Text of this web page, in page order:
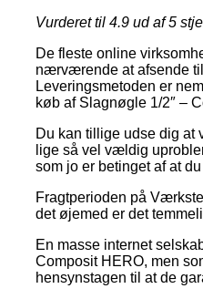
Vurderet til 4.9 ud af 5
De fleste online
nærværende at afsende
Leveringsmetoden er
køb af Slagnøgle 1/2″ –
Du kan tillige udse dig at
lige så vel vældig
som jo er betinget af at
Fragtperioden på
det øjemed er det
En masse internet
Composit HERO, men
hensynstagen til at de